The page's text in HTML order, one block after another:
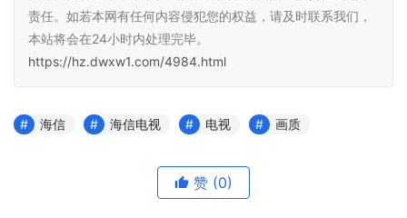
责任。如若本网有任何内容侵犯您的权益，请及时联系我们，
本站将会在24小时内处理完毕。
https://hz.dwxw1.com/4984.html
海信 海信电视 电视 画质
赞 (0)